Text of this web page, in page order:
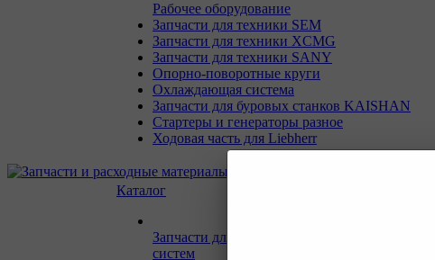
Рабочее оборудование
Запчасти для техники SEM
Запчасти для техники XCMG
Запчасти для техники SANY
Опорно-поворотные круги
Охлаждающая система
Запчасти для буровых станков KAISHAN
Стартеры и генераторы разное
Ходовая часть для Liebherr
Каталог
Запчасти для двигателей и сопутствующих
систем